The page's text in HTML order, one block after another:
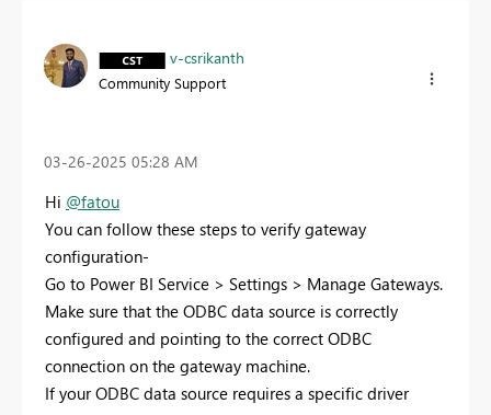
v-csrikanth
Community Support
‎03-26-2025 05:28 AM
Hi @fatou
You can follow these steps to verify gateway
configuration-
Go to Power BI Service > Settings > Manage Gateways.
Make sure that the ODBC data source is correctly
configured and pointing to the correct ODBC
connection on the gateway machine.
If your ODBC data source requires a specific driver